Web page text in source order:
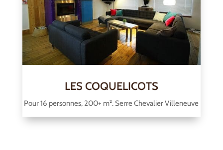
LES COQUELICOTS
Pour 16 personnes, 200+ m². Serre Chevalier Villeneuve